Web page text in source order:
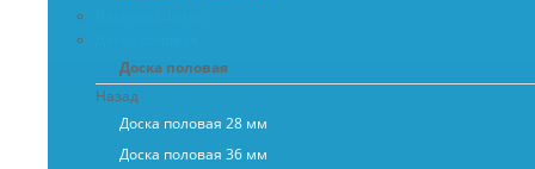
Доска половая
Назад
Доска половая 28 мм
Доска половая 36 мм